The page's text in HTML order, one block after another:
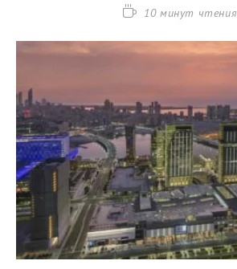
Время10 минут чтения